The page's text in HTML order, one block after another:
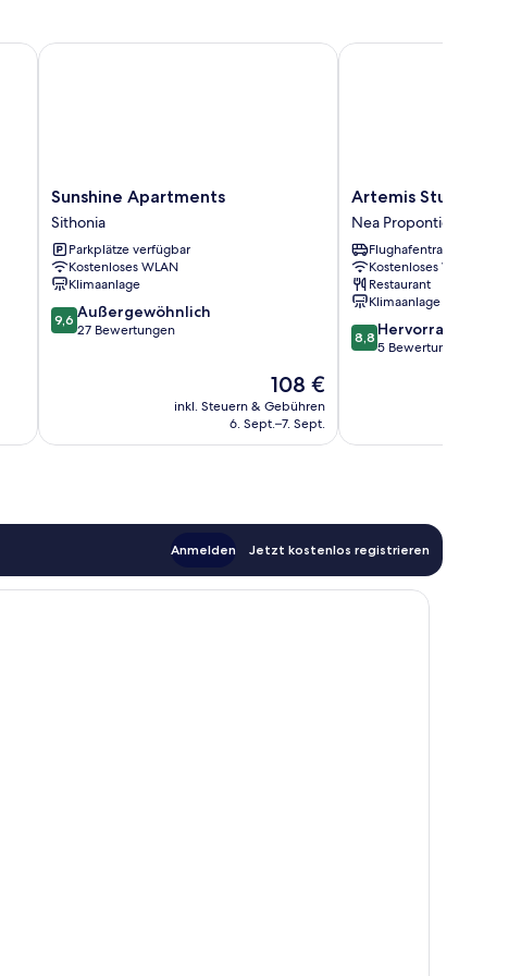
Sunshine
Apartments
Sithonia
Sunshine Apartments
Sithonia
Parkplätze verfügbar
Kostenloses WLAN
Klimaanlage
9.6
von
9,6 Außergewöhnlich
27 Bewertungen
Der
Preis
beträgt
108 €
inkl. Steuern & Gebühren
6. Sept.–7. Sept.
Sunshine Apartments
Artemis
Studios
&
Apartments
Nea
Propontida
Artemis Studios &
Nea Propontida
Flughafentransfer
Kostenloses WLAN
Restaurant
Klimaanlage
8.8
von
8,8 Hervorragend
5 Bewertungen
Artemis Studios &
Anmelden Jetzt kostenlos registrieren